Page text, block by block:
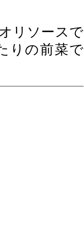
リソースで
りの前菜で